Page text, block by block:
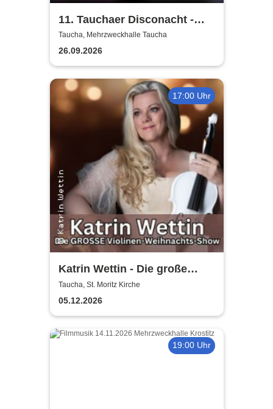
11. Tauchaer Disconacht -
Herbstedition
Taucha, Mehrzweckhalle Taucha
26.09.2026
17:00 Uhr
Katrin Wettin - Die große
Violinen-Weihnachts-Show
Taucha, St. Moritz Kirche
05.12.2026
19:00 Uhr